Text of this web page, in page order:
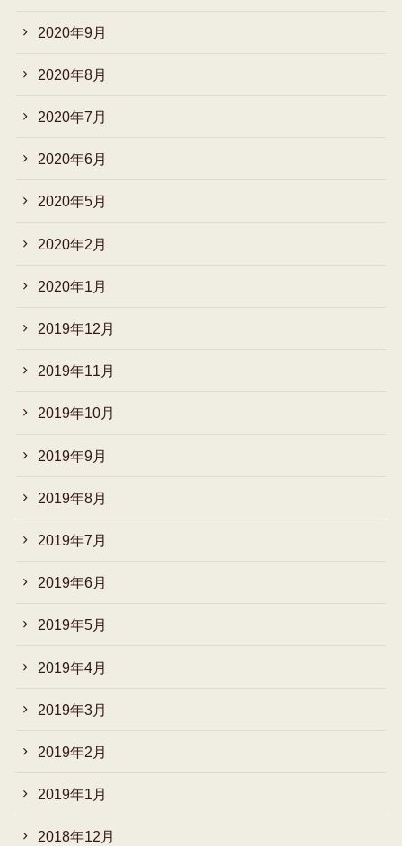
2020年9月
2020年8月
2020年7月
2020年6月
2020年5月
2020年2月
2020年1月
2019年12月
2019年11月
2019年10月
2019年9月
2019年8月
2019年7月
2019年6月
2019年5月
2019年4月
2019年3月
2019年2月
2019年1月
2018年12月